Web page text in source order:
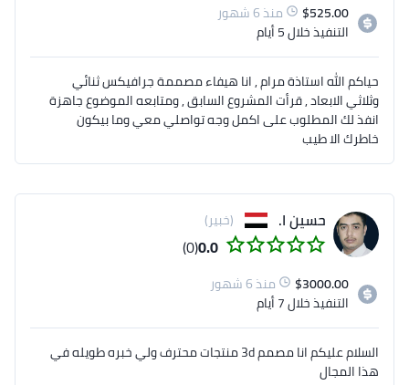
$525.00
منذ 6 شهور
التنفيذخلال 5 أيام
حياكم الله استاذة مرام , انا هيفاء مصممة جرافيكس ثنائي
وثلاثي الابعاد , قرأت المشروع السابق , ومتابعه الموضوع جاهزة
انفذ لك المطلوب على اكمل وجه تواصلي معي وما بيكون
خاطرك الا طيب
حسين ا. (خبير)
0.0
(0)
$3000.00
منذ 6 شهور
التنفيذخلال 7 أيام
السلام عليكم انا مصمم 3d منتجات محترف ولي خبره طويله في
هذا المجال